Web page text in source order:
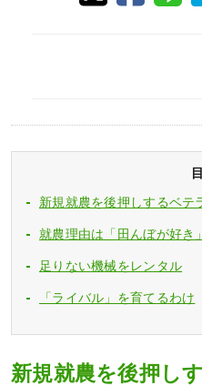
新規就農を後押しするベテ
就農理由は「田んぼが好き
足りない機械をレンタル
「ライバル」を育てるわけ
新規就農を後押し